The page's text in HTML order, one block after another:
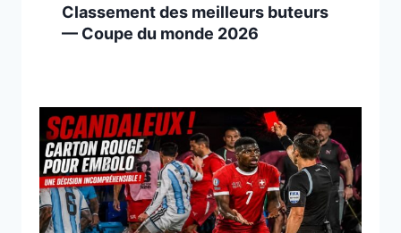
Classement des meilleurs buteurs
— Coupe du monde 2026